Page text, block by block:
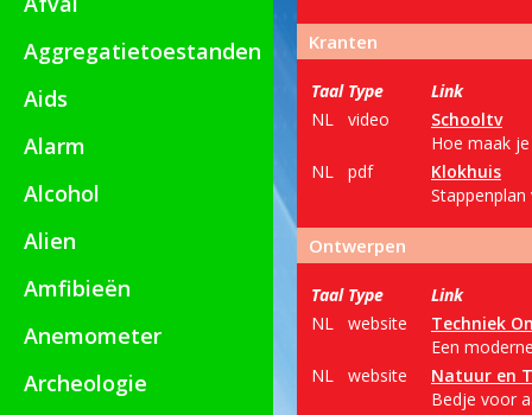
Aggregatietoestanden
Aids
Alarm
Alcohol
Alien
Amfibieën
Anemometer
Archeologie
Kranten
Taal Type
Link
NL
video
Schooltv
Hoe maak
NL
pdf
Klokhuis
Ontwerpen
Taal Type
Link
NL
website
Techniek
Een
NL
website
Natuur en
Bedje voor